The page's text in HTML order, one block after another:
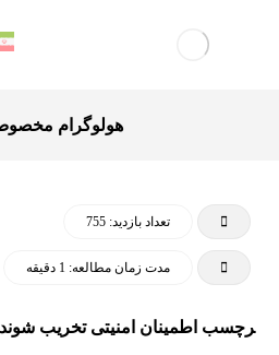
هولوگرام
تعداد بازدید: 755
مدت زمان مطالعه: 1 دقیقه
رچسب اطمینان امنیتی تخریب